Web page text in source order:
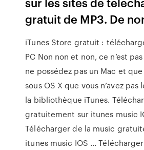
gratuit de MP3. De
iTunes Store gratuit :
PC Non non et non, ce n’est
ne possédez pas un Mac et que
sous OS X que vous n’avez
la bibliothèque iTunes.
gratuitement sur itunes music
Télécharger de la music
itunes music IOS ...